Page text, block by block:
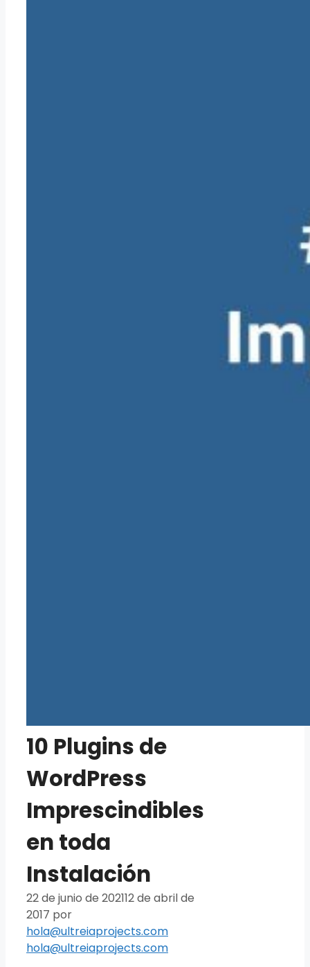
10 Plugins de
WordPress
Imprescindibles
en toda
Instalación
22 de junio de 202112 de abril de
2017 por
hola@ultreiaprojects.com
hola@ultreiaprojects.com